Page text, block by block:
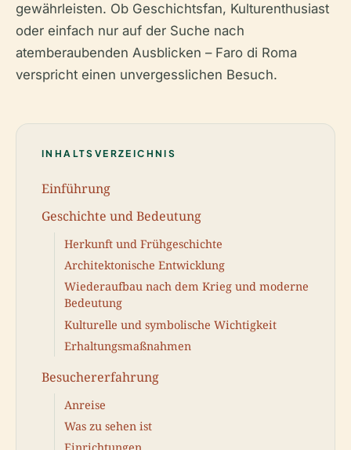
gewährleisten. Ob Geschichtsfan, Kulturenthusiast
oder einfach nur auf der Suche nach
atemberaubenden Ausblicken – Faro di Roma
verspricht einen unvergesslichen Besuch.
INHALTSVERZEICHNIS
Einführung
Geschichte und Bedeutung
Herkunft und Frühgeschichte
Architektonische Entwicklung
Wiederaufbau nach dem Krieg und moderne
Bedeutung
Kulturelle und symbolische Wichtigkeit
Erhaltungsmaßnahmen
Besuchererfahrung
Anreise
Was zu sehen ist